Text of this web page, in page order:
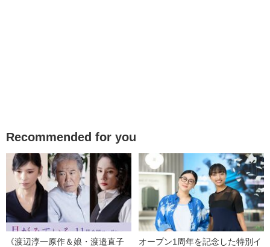
Recommended for you
《渡辺淳一原作＆娘・渡邉直子
オープン1周年を記念した特別イ